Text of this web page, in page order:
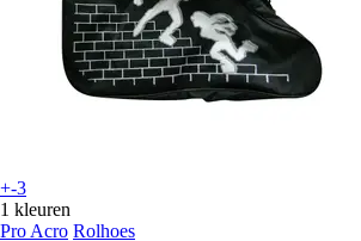
+-3
1 kleuren
Pro Acro Rolhoes